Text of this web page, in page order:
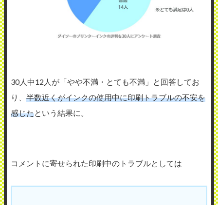
30人中12人が「やや不満・とても不満」と回答してお
り、 半数近くがインクの使用中に印刷トラブルの不安を
感じたという結果に。
コメントに寄せられた印刷中のトラブルとしては